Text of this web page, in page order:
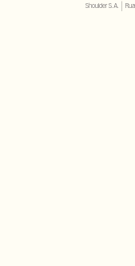
Shoulder S.A. |